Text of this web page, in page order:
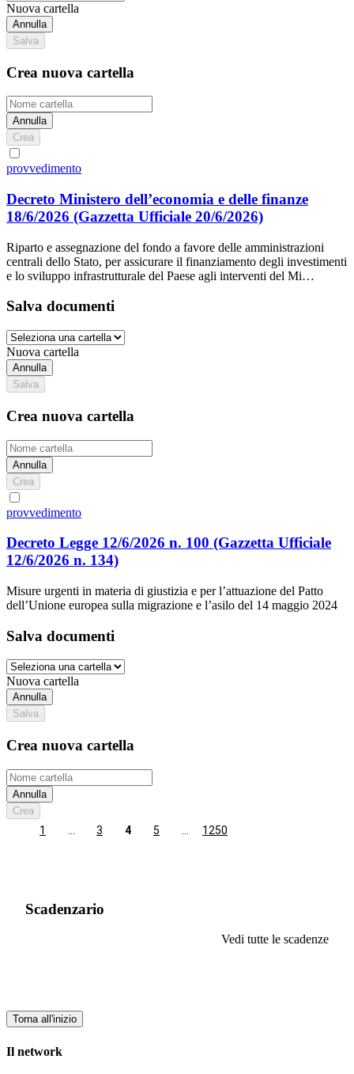
Nuova cartella
Annulla
Salva
Crea nuova cartella
Annulla
Crea
provvedimento
Decreto Ministero dell’economia e delle finanze
18/6/2026 (Gazzetta Ufficiale 20/6/2026)
Riparto e assegnazione del fondo a favore delle amministrazioni
centrali dello Stato, per assicurare il finanziamento degli investimenti
e lo sviluppo infrastrutturale del Paese agli interventi del Mi…
Salva documenti
Nuova cartella
Annulla
Salva
Crea nuova cartella
Annulla
Crea
provvedimento
Decreto Legge 12/6/2026 n. 100 (Gazzetta Ufficiale
12/6/2026 n. 134)
Misure urgenti in materia di giustizia e per l’attuazione del Patto
dell’Unione europea sulla migrazione e l’asilo del 14 maggio 2024
Salva documenti
Nuova cartella
Annulla
Salva
Crea nuova cartella
Annulla
Crea
1 3 4 5 1250
Scadenzario
Vedi tutte le scadenze
Torna all'inizio
Il network